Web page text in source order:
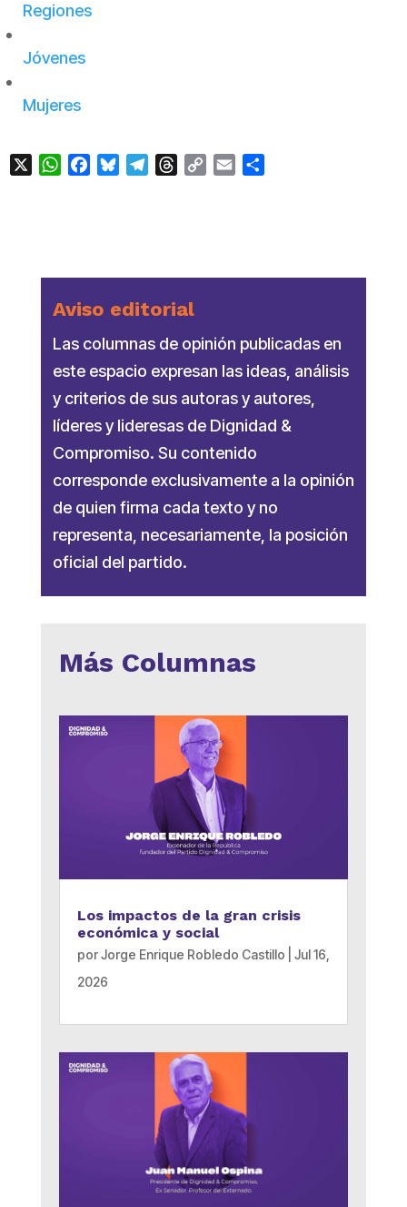
Regiones
Jóvenes
Mujeres
WhatsApp
FacebookBlueskyTelegramThreads
Copy Email
Aviso editorial
Las columnas de opinión publicadas en
este espacio expresan las ideas, análisis
y criterios de sus autoras y autores,
líderes y lideresas de Dignidad &
Compromiso. Su contenido
corresponde exclusivamente a la opinión
de quien firma cada texto y no
representa, necesariamente, la posición
oficial del partido.
Más Columnas
Los impactos de la gran crisis
económica y social
porJorge Enrique Robledo Castillo
Jul 16,
2026